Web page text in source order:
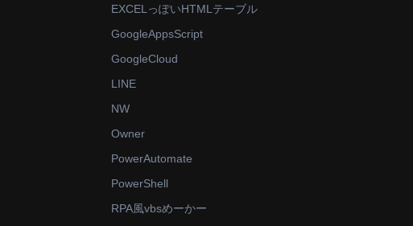
EXCELっぽいHTMLテーブル
GoogleAppsScript
GoogleCloud
LINE
NW
Owner
PowerAutomate
PowerShell
RPA風vbsめーかー